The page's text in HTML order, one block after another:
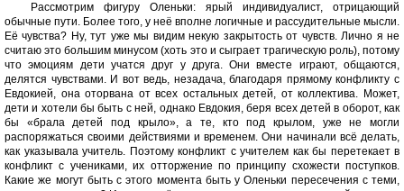
Рассмотрим фигуру Оленьки: ярый индивидуалист, отрицающий
обычные пути. Более того, у неё вполне логичные и рассудительные мысли.
Её чувства? Ну, тут уже мы видим некую закрытость от чувств. Лично я не
считаю это большим минусом (хоть это и сыграет трагическую роль), потому
что эмоциям дети учатся друг у друга. Они вместе играют, общаются,
делятся чувствами. И вот ведь, незадача, благодаря прямому конфликту с
Евдокией, она оторвана от всех остальных детей, от коллектива. Может,
дети и хотели бы быть с ней, однако Евдокия, беря всех детей в оборот, как
бы «брала детей под крыло», а те, кто под крылом, уже не могли
распоряжаться своими действиями и временем. Они начинали всё делать,
как указывала учитель. Поэтому конфликт с учителем как бы перетекает в
конфликт с учениками, их отторжение по принципу схожести поступков.
Какие же могут быть с этого момента быть у Оленьки пересечения с теми,